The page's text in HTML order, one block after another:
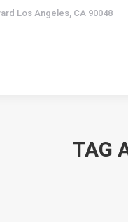
Los Angeles, CA 90048
TAG